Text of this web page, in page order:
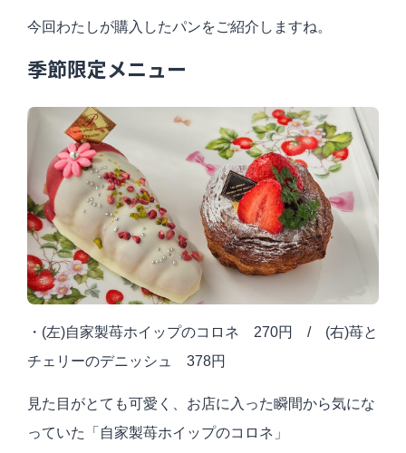
今回わたしが購入したパンをご紹介しますね。
季節限定メニュー
・(左)自家製苺ホイップのコロネ 270円 / (右)苺と
チェリーのデニッシュ 378円
見た目がとても可愛く、お店に入った瞬間から気にな
っていた「自家製苺ホイップのコロネ」